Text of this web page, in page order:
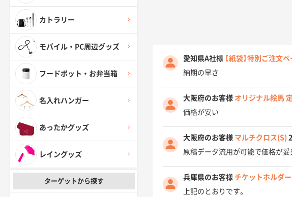
カトラリー
モバイル・PC周辺グッズ
フードポット・お弁当箱
名入れハンガー
あったかグッズ
レイングッズ
ターゲットから探す
愛知県A社様 【紙袋】特別ご注文
納期の早さ
大阪府のお客様 オリジナル絵馬
価格が安い
大阪府のお客様 マルチクロス(S)
原稿データ流用が可能で価格が妥
兵庫県のお客様 チケットホルダ
上記のとおりです。